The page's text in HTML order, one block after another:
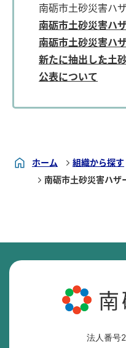
南砺市土砂災害ハ
南砺市土砂災害ハ
南砺市土砂災害ハ
新たに抽出した土
公表について
ホーム 組織から探す
南砺市土砂災害ハザ
法人番号